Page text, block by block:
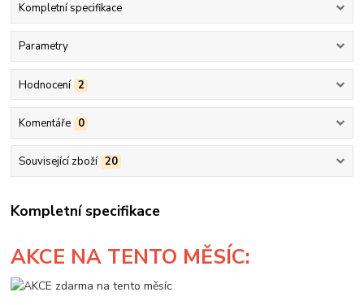
Kompletní specifikace
Parametry
Hodnocení 2
Komentáře 0
Související zboží 20
Kompletní specifikace
AKCE NA TENTO MĚSÍC: